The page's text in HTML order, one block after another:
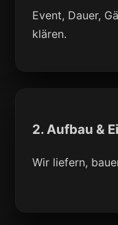
Event, Dauer,
klären.
2. Aufbau &
Wir liefern,